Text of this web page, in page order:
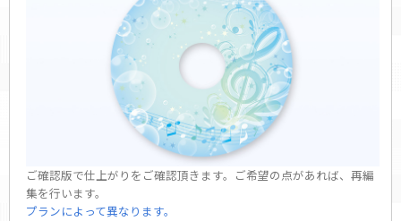
ご確認版で仕上がりをご確認頂きます。ご希望の点があれば、再編
集を行います。
プランによって異なります。